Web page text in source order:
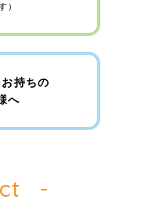
）
持ちの
へ